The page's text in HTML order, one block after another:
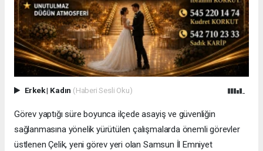
Erkek| Kadın (Haberi Sesli Oku)
Görev yaptığı süre boyunca ilçede asayiş ve güvenliğin
sağlanmasına yönelik yürütülen çalışmalarda önemli görevler
üstlenen Çelik, yeni görev yeri olan Samsun İl Emniyet